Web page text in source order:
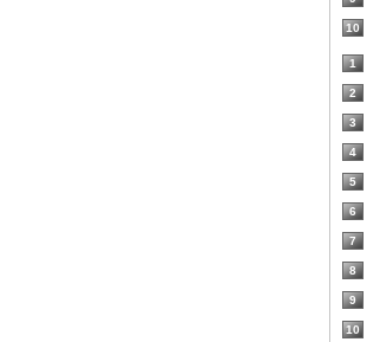
10
1
2
3
4
5
6
7
8
9
10